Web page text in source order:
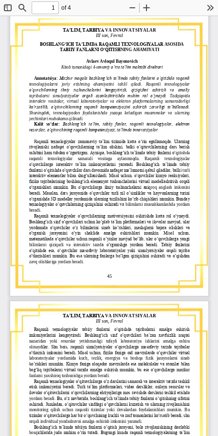
ToggleFind
of 4
Zoom
Out
In
TA’LIM, TARBIYA VA INNOVATSIYALAR
III son, Fevral
45
BOSHLANG‘ICH TA’LIMDA RAQAMLI TEXNOLOGIYALAR ASOSIDA
TABIIY FANLARNI O‘QITISHNING AHAMIYATI
Avlaev Avloqul Bayonovich
Kitob tumanidagi 4-umumiy o‘rta ta’lim maktabi direktori
Annotatsiya: Mazkur  maqola  boshlang‘ich  ta’limda  tabiiy  fanlarni  o‘qitishda  raqamli
texnologiyalarni    joriy    etishning    ahamiyatini    tahlil    qiladi.    Raqamli    texnologiyalar
o‘quvchilarning   ilmiy   tushunchalarini   kengaytirish,   qiziqishni   oshirish   va   amaliy
tajribalarni   simulyatsiyalar   orqali   osonlashtirishda   muhim   rol   o‘ynaydi.
Tadqiqotda
interaktiv  vositalar,  virtual  laboratoriyalar  va  elektron  platformalarning  samaradorligi
ko‘rsatilib,  o‘qituvchilarning  raqamli  kompetensiyasini  oshirish  zarurligi  ta’kidlanadi.
Shuningdek,  texnologiyadan  foydalanishda  yuzaga  keladigan  muammolar  va  ularning
yechimlari muhokama qilinadi.
Kalit  so‘zlar:
Boshlang‘ich  ta’lim,  tabiiy  fanlar,  raqamli  texnologiyalar,  elektron
resurslar, o‘qituvchining raqamli kompetensiyasi, ta’limda innovatsiyalar
Raqamli  texnologiyalar  zamonaviy  ta‟lim  tizimida  katta  o„rin  egallamoqda.  Ularning
rivojlanishi  nafaqat  o„quvchilarning  ta‟lim  olishini,  balki  o„qituvchilarning  dars  berish
uslubini ham tubdan o„zgartirgan. Ayniqsa, boshlang„ich ta‟limda tabiiy fanlarni o„qitishda
raqamli     texnologiyalar     samarali     vositaga     aylanmoqda.     Raqamli     texnologiyalar
o„quvchilarga  interaktiv  ta‟lim  imkoniyatlarini  yaratadi.  Boshlang„ich  ta‟limda  tabiiy
fanlarni o„qitishda o„quvchilar dars davomida nafaqat ma‟lumotni qabul qiladilar, balki turli
interaktiv elementlar bilan shug„ullanishadi. Misol uchun, o„quvchilar kimyo reaksiyalari,
fizika tajribalarining boshlang„ich elemenyat tushunchalarini virtual modellashtirish orqali
o„rganishlari  mumkin.  Bu  o„quvchilarga  ilmiy  tushunchalarni  aniqroq  anglash  imkonini
beradi. Masalan, dars jarayonida o„quvchilar turli xil o„simliklar va hayvonlarning turini
o„rganishda 3D modellar yordamida ularning tuzilishini ko„rib chiqishlari mumkin. Bunday
texnologiyalar o„quvchilarning qiziqishini oshiradi va bilimlarni  mustahkamlashda  yordam
beradi.
Raqamli  texnologiyalar  o„quvchilarning  motivatsiyasini  oshirishda  katta  rol  o„ynaydi.
Boshlang„ich sinf o„quvchilari uchun ko„plab ta‟lim platformalari va ilovalar mavjud, ular
yordamida  o„quvchilar  o„z  bilimlarini sinab  ko„rishlari,  mashqlarni  bajara  olishlari  va
o„rganish  jarayonini  o„yin  shaklida  amalga  oshirishlari  mumkin.  Misol  uchun,
matematikada o„quvchilar uchun raqamli o„yinlar mavjud bo„lib, ular o„quvchilarga yangi
bilimlarni   qiziqarli   va   interaktiv   tarzda  o„rganishga  yordam  beradi.  Tabiiy  fanlarini
o„qitishda  esa,  o„quvchilar  masofaviy  laboratoriyalar  yoki  simulyatsiyalar  orqali  tajriba
o„tkazishlari mumkin. Bu esa ularning fanlarga bo„lgan qiziqishini oshiradi va o„qishdan
zavq olishlariga yordam beradi.
TA’LIM, TARBIYA VA INNOVATSIYALAR
III son, Fevral
Raqamli  texnologiyalar  tabiiy  fanlarni  o„qitishda  tajribalarni  amalga  oshirish
imkoniyatlarini  kengaytiradi.  Boshlang„ich  sinf  o„quvchilari  ba‟zan  xavfsizlik  nuqtai
nazaridan   yoki   resurslar   yetishmasligi   tufayli   laboratoriya   ishlarini   amalga   oshira
olmaydilar.  Shu  bois,  raqamli  simulyatsiyalar  o„quvchilarga  masofaviy  tarzda  tajribalar
o„tkazish imkonini beradi. Misol uchun, fizika faniga oid mavzularda o„quvchilar virtual
laboratoriyalar   yordamida   kuch,   tezlik,   energiya   va   boshqa   fizik   jarayonlarni   sinab
ko„rishlari mumkin. Kimyo faniga aloqador mavzularda esa molekulalar va atomlar bilan
bog„liq tajribalarni virtual tarzda amalga oshirish mumkin, bu esa o„quvchilarga mazkur
fanlarni yaxshiroq tushunishga yordam beradi.
Raqamli texnologiyalar o„qituvchilarga o„z darslarini samarali va interaktiv tarzda tashkil
etish imkoniyatini beradi. Turli ta‟lim platformalari, video darsliklar, onlayn resurslar va
ilovalar o„qituvchilarni o„quvchilarning ehtiyojlariga mos ravishda darslarni tashkil etishda
yordam beradi. Bu, o„z navbatida, boshlang„ich ta‟limda tabiiy fanlarni o„qitishning sifatini
oshiradi. Jumladan, o„qituvchilar sinfdagi o„quvchilarni kuzatish va ularning rivojlanishini
monitoring  qilish  uchun  raqamli  tizimlar  yoki  ilovalardan  foydalanishlari  mumkin.  Bu
tizimlar o„qituvchilarga har bir o„quvchining kuchli va zaif tomonlarini ko„rsatib beradi, shu
orqali individual yondashuvni amalga oshirish imkonini yaratadi.
Boshlang„ich ta‟limda tabiiyn fanlarni o„qitish jarayoni, bola rivojlanishining dastlabki
bosqichlarida juda muhim o„rin tutadi. Bugungi kunda raqamli texnologiyalarning ta‟lim